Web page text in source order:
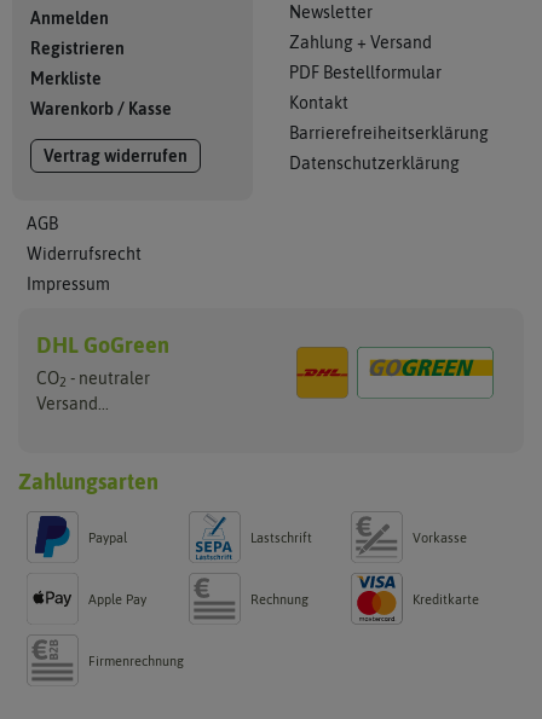
Anmelden
Registrieren
Merkliste
Warenkorb / Kasse
Vertrag widerrufen
AGB
Widerrufsrecht
Impressum
Newsletter
Zahlung + Versand
PDF Bestellformular
Kontakt
Barrierefreiheitserklärung
Datenschutzerklärung
DHL GoGreen
CO2 - neutraler
Versand...
Zahlungsarten
Paypal Lastschrift Vorkasse
Apple Pay Rechnung Kreditkarte
Firmenrechnung